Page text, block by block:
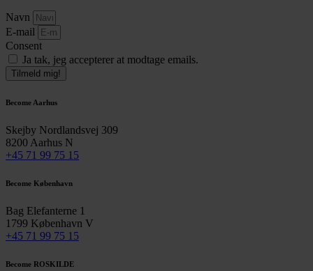
Navn
E-mail
Consent
Ja tak, jeg accepterer at modtage emails.
Tilmeld mig!
Become Aarhus
Skejby Nordlandsvej 309
8200 Aarhus N
+45 71 99 75 15
Become København
Bag Elefanterne 1
1799 København V
+45 71 99 75 15
Become ROSKILDE